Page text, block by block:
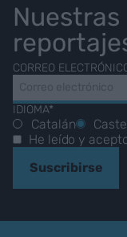
CORREO
IDIOMA*
Catalán
He leído y
Suscribirse